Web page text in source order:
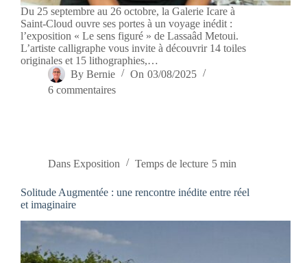
Du 25 septembre au 26 octobre, la Galerie Icare à
Saint-Cloud ouvre ses portes à un voyage inédit :
l’exposition « Le sens figuré » de Lassaâd Metoui.
L’artiste calligraphe vous invite à découvrir 14 toiles
originales et 15 lithographies,…
By Bernie On 03/08/2025
6 commentaires
Dans Exposition Temps de lecture 5 min
Solitude Augmentée : une rencontre inédite entre réel
et imaginaire